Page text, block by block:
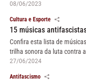
08/06/2023
Cultura e Esporte
15 músicas
Confira esta lista de
trilha sonora da luta contra
27/06/2024
Antifascismo